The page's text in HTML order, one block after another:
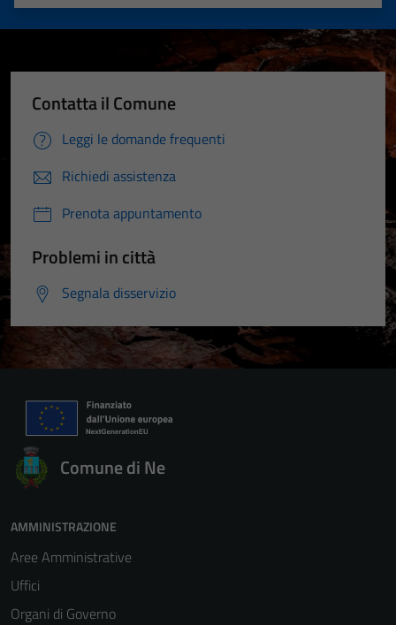
Contatta il Comune
Leggi le domande frequenti
Richiedi assistenza
Prenota appuntamento
Problemi in città
Segnala disservizio
Comune di Ne
AMMINISTRAZIONE
Aree Amministrative
Uffici
Organi di Governo